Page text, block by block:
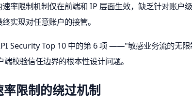
率限制机制仅在前端和 IP 层面生效，缺乏针对账户
实现对任意账户的接管。
Security Top 10 中的第 6 项 ——"敏感业务流的无
校验信任边界的根本性设计问题。
限制的绕过机制